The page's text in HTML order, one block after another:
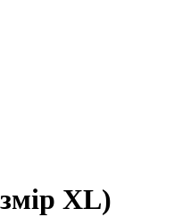
XL)